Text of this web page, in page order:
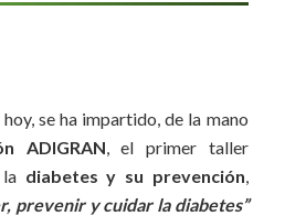
se ha impartido, de la mano
ADIGRAN, el primer taller
diabetes y su prevención,
prevenir y cuidar la diabetes”